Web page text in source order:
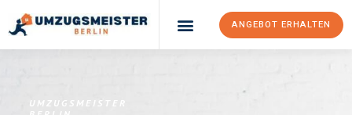
ANGEBOT ERHALTEN
UMZUGSMEISTER